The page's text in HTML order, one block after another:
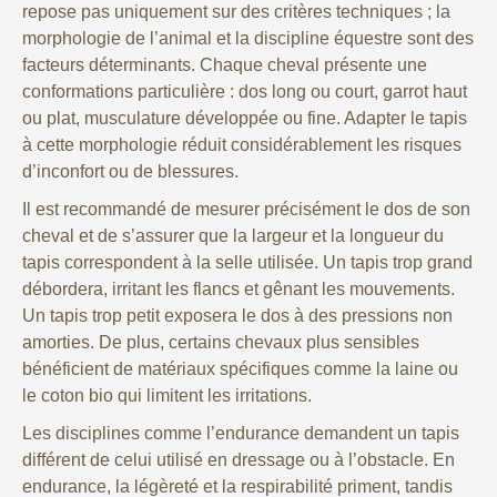
repose pas uniquement sur des critères techniques ; la
morphologie de l’animal et la discipline équestre sont des
facteurs déterminants. Chaque cheval présente une
conformations particulière : dos long ou court, garrot haut
ou plat, musculature développée ou fine. Adapter le tapis
à cette morphologie réduit considérablement les risques
d’inconfort ou de blessures.
Il est recommandé de mesurer précisément le dos de son
cheval et de s’assurer que la largeur et la longueur du
tapis correspondent à la selle utilisée. Un tapis trop grand
débordera, irritant les flancs et gênant les mouvements.
Un tapis trop petit exposera le dos à des pressions non
amorties. De plus, certains chevaux plus sensibles
bénéficient de matériaux spécifiques comme la laine ou
le coton bio qui limitent les irritations.
Les disciplines comme l’endurance demandent un tapis
différent de celui utilisé en dressage ou à l’obstacle. En
endurance, la légèreté et la respirabilité priment, tandis